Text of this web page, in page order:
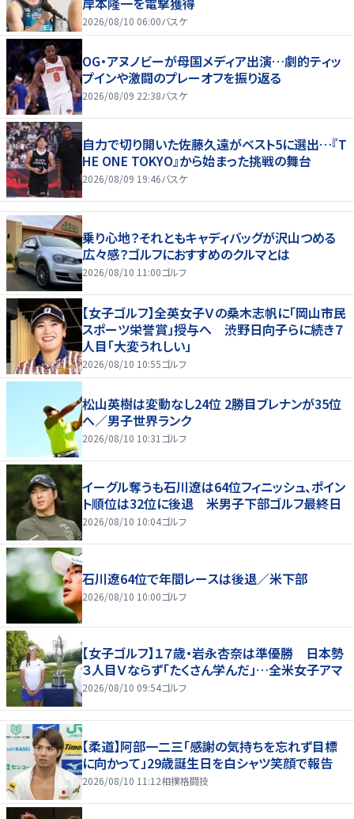
2026/08/10 06:00バスケ
OG・アヌノビーが母国メディア出演…劇的ティッ
プインや激闘のプレーオフを振り返る
2026/08/09 22:38バスケ
自力で切り開いた佐藤久遠がベスト5に選出…『T
HE ONE TOKYO』から始まった挑戦の舞台
2026/08/09 19:46バスケ
乗り心地？それともキャディバッグが沢山つめる
広々感？ゴルフにおすすめのクルマとは
2026/08/10 11:00ゴルフ
【女子ゴルフ】全英女子Ｖの桑木志帆に「岡山市民
スポーツ栄誉賞」授与へ 渋野日向子らに続き７
人目「大変うれしい」
2026/08/10 10:55ゴルフ
松山英樹は変動なし24位 2勝目ブレナンが35位
へ／男子世界ランク
2026/08/10 10:31 ゴルフ
イーグル奪うも石川遼は64位フィニッシュ、ポイン
ト順位は32位に後退 米男子下部ゴルフ最終日
2026/08/10 10:04ゴルフ
石川遼64位で年間レースは後退／米下部
2026/08/10 10:00ゴルフ
【女子ゴルフ】１７歳・岩永杏奈は準優勝 日本勢
３人目Ｖならず「たくさん学んだ」…全米女子アマ
2026/08/10 09:54ゴルフ
【柔道】阿部一二三「感謝の気持ちを忘れず目標
に向かって」29歳誕生日を白シャツ笑顔で報告
2026/08/10 11:12相撲格闘技